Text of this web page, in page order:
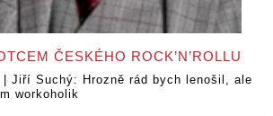
ČESKÉHO ROCK’N’ROLLU
| Jiří Suchý: Hrozně rád bych lenošil, ale
workoholik